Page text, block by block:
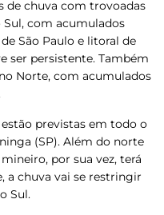
de chuva com trovoadas
com acumulados
São Paulo e litoral de
ser persistente. Também
Norte, com acumulados
previstas em todo o
(SP). Além do norte
por sua vez, terá
a chuva vai se restringir
Sul.